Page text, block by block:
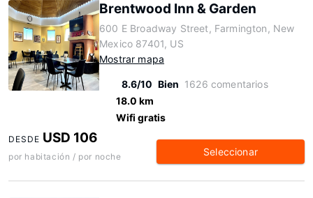
Brentwood Inn & Garden
600 E Broadway Street, Farmington, New
Mexico 87401, US
Mostrar mapa
8.6/10 Bien 1626 comentarios
18.0 km
Wifi gratis
DESDE USD 106
por habitación / por noche Seleccionar